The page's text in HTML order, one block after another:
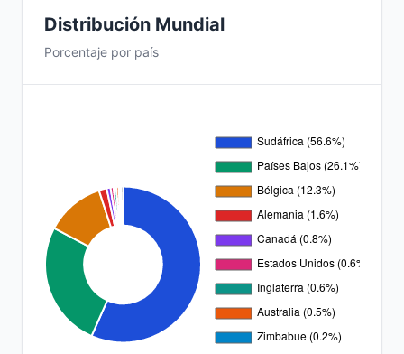
Distribución Mundial
Porcentaje por país